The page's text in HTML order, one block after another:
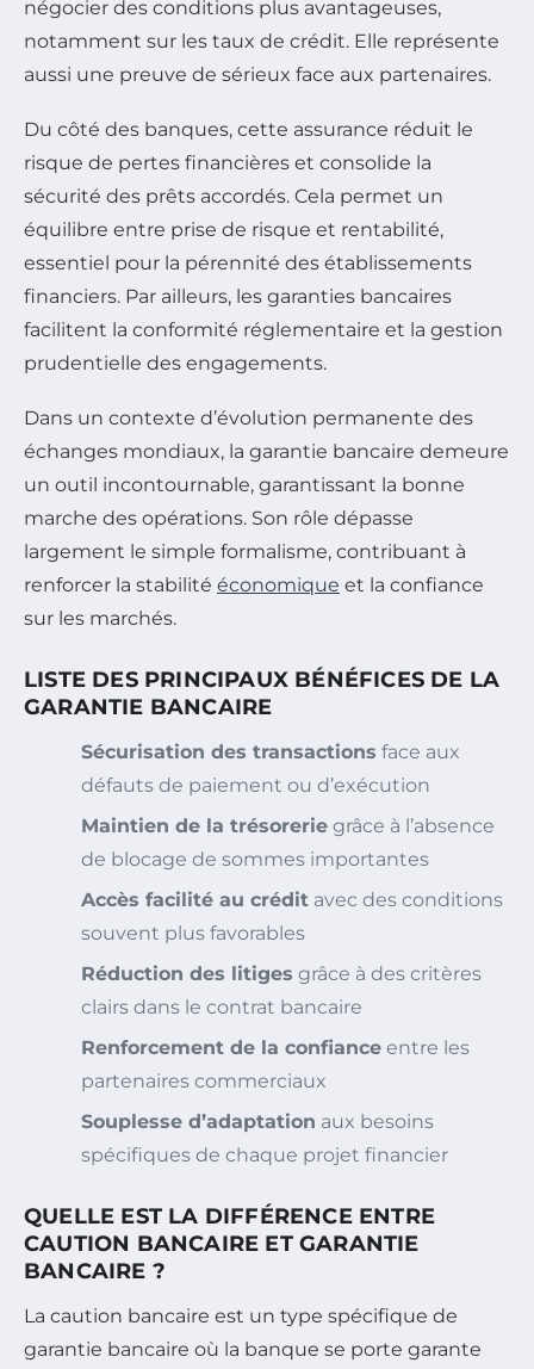
négocier des conditions plus avantageuses,
notamment sur les taux de crédit. Elle représente
aussi une preuve de sérieux face aux partenaires.
Du côté des banques, cette assurance réduit le
risque de pertes financières et consolide la
sécurité des prêts accordés. Cela permet un
équilibre entre prise de risque et rentabilité,
essentiel pour la pérennité des établissements
financiers. Par ailleurs, les garanties bancaires
facilitent la conformité réglementaire et la gestion
prudentielle des engagements.
Dans un contexte d’évolution permanente des
échanges mondiaux, la garantie bancaire demeure
un outil incontournable, garantissant la bonne
marche des opérations. Son rôle dépasse
largement le simple formalisme, contribuant à
renforcer la stabilité économique et la confiance
sur les marchés.
LISTE DES PRINCIPAUX BÉNÉFICES DE LA
GARANTIE BANCAIRE
Sécurisation des transactions face aux
défauts de paiement ou d’exécution
Maintien de la trésorerie grâce à l’absence
de blocage de sommes importantes
Accès facilité au crédit avec des conditions
souvent plus favorables
Réduction des litiges grâce à des critères
clairs dans le contrat bancaire
Renforcement de la confiance entre les
partenaires commerciaux
Souplesse d’adaptation aux besoins
spécifiques de chaque projet financier
QUELLE EST LA DIFFÉRENCE ENTRE
CAUTION BANCAIRE ET GARANTIE
BANCAIRE ?
La caution bancaire est un type spécifique de
garantie bancaire où la banque se porte garante